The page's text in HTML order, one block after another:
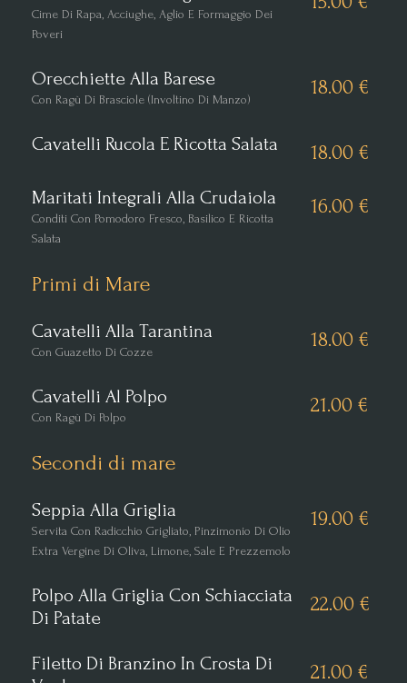
Cime Di Rapa, Acciughe, Aglio E Formaggio Dei
Poveri
Orecchiette Alla Barese
Con Ragù Di Brasciole (involtino Di Manzo)
18.00 €
Cavatelli Rucola E Ricotta Salata 18.00 €
Maritati Integrali Alla Crudaiola
Conditi Con Pomodoro Fresco, Basilico E Ricotta
Salata
16.00 €
Primi di Mare
Cavatelli Alla Tarantina
Con Guazetto Di Cozze
18.00 €
Cavatelli Al Polpo
Con Ragù Di Polpo
21.00 €
Secondi di mare
Seppia Alla Griglia
Servita Con Radicchio Grigliato, Pinzimonio Di Olio
Extra Vergine Di Oliva, Limone, Sale E Prezzemolo
19.00 €
Polpo Alla Griglia Con Schiacciata
Di Patate
22.00 €
Filetto Di Branzino In Crosta Di
21.00 €